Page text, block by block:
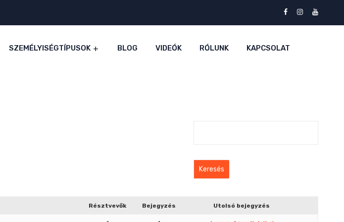
SZEMÉLYISÉGTÍPUSOK BLOG VIDEÓK RÓLUNK KAPCSOLAT
Résztvevők Bejegyzés Utolsó bejegyzés